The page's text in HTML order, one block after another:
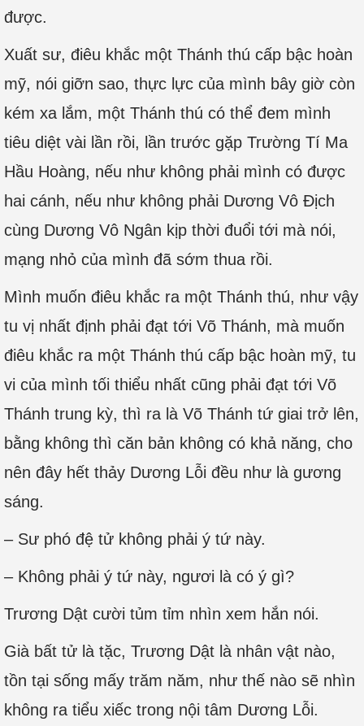
được.
Xuất sư, điêu khắc một Thánh thú cấp bậc hoàn
mỹ, nói giỡn sao, thực lực của mình bây giờ còn
kém xa lắm, một Thánh thú có thể đem mình
tiêu diệt vài lần rồi, lần trước gặp Trường Tí Ma
Hầu Hoàng, nếu như không phải mình có được
hai cánh, nếu như không phải Dương Vô Địch
cùng Dương Vô Ngân kịp thời đuổi tới mà nói,
mạng nhỏ của mình đã sớm thua rồi.
Mình muốn điêu khắc ra một Thánh thú, như vậy
tu vị nhất định phải đạt tới Võ Thánh, mà muốn
điêu khắc ra một Thánh thú cấp bậc hoàn mỹ, tu
vi của mình tối thiểu nhất cũng phải đạt tới Võ
Thánh trung kỳ, thì ra là Võ Thánh tứ giai trở lên,
bằng không thì căn bản không có khả năng, cho
nên đây hết thảy Dương Lỗi đều như là gương
sáng.
– Sư phó đệ tử không phải ý tứ này.
– Không phải ý tứ này, ngươi là có ý gì?
Trương Dật cười tủm tỉm nhìn xem hắn nói.
Già bất tử là tặc, Trương Dật là nhân vật nào,
tồn tại sống mấy trăm năm, như thế nào sẽ nhìn
không ra tiểu xiếc trong nội tâm Dương Lỗi.